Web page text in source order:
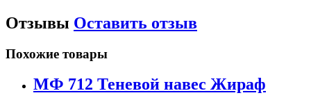
Отзывы Оставить отзыв
Похожие товары
МФ 712 Теневой навес Жираф